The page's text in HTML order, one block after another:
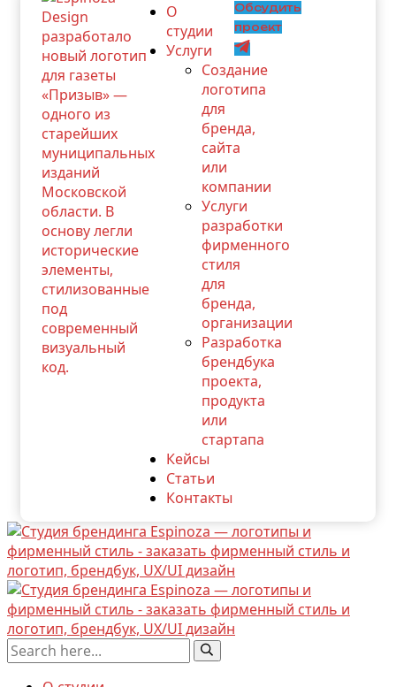
О
студии
Услуги
Создание
логотипа
для
бренда,
сайта
или
компании
Услуги
разработки
фирменного
стиля
для
бренда,
организации
Разработка
брендбука
проекта,
продукта
или
стартапа
Кейсы
Статьи
Контакты
Обсудить
проект